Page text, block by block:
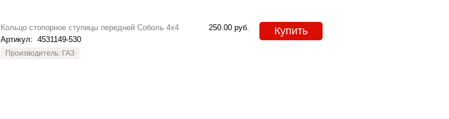
Кольцо стопорное ступицы передней Соболь 4х4
Артикул: 4531149-530
Производитель: ГАЗ
250.00 руб. Купить